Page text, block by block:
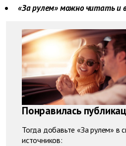
«За рулем» можно читать и
Понравилась
Тогда добавьте «За рулем» в
источников: